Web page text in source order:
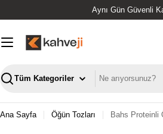
Orjinal Ürün
Ara
Ana Sayfa Öğün Tozları